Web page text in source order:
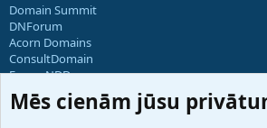
Domain Summit
DNForum
Acorn Domains
ConsultDomain
ForumNDD
Domainforum.ro
27.be
Mēs cienām jūsu